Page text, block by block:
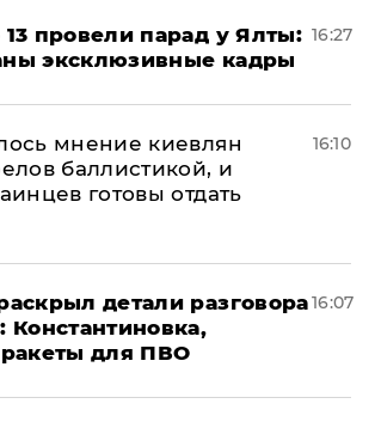
провели парад у Ялты:
эксклюзивные кадры
16:27
мнение киевлян
баллистикой, и
готовы отдать
16:10
детали разговора
Константиновка,
для ПВО
16:07